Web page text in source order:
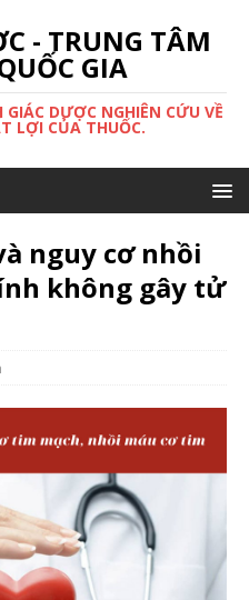
- TRUNG TÂM
GIA
DƯỢC NGHIÊN CỨU VỀ
LỢI CỦA THUỐC.
nguy cơ nhồi
không gây tử